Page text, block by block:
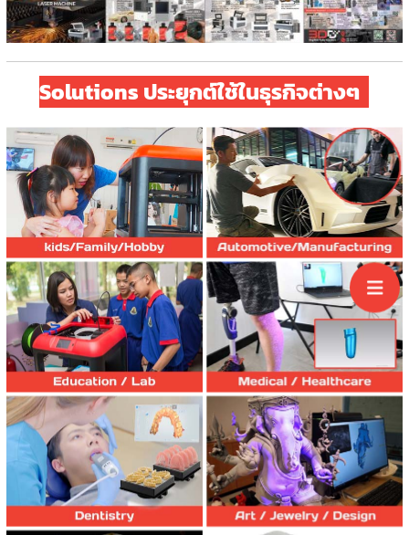
Solutions ประยุกต์ใช้ในธุรกิจต่างๆ
Automotive /
Manufacturing
Solutions
Medical /
Healthcare
Solutions
Art / Jewelry /
Design Solution
Product Design
Solutions